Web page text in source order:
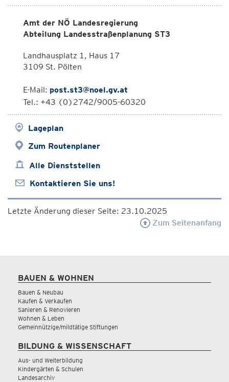
Amt der NÖ Landesregierung
Abteilung Landesstraßenplanung ST3
Landhausplatz 1, Haus 17
3109 St. Pölten
E-Mail: post.st3@noel.gv.at
Tel.: +43 (0)2742/9005-60320
Lageplan
Zum Routenplaner
Alle Dienststellen
Kontaktieren Sie uns!
Letzte Änderung dieser Seite: 23.10.2025
Zum Seitenanfang
BAUEN & WOHNEN
Bauen & Neubau
Kaufen & Verkaufen
Sanieren & Renovieren
Wohnen & Leben
Gemeinnützige/mildtätige Stiftungen
BILDUNG & WISSENSCHAFT
Aus- und Weiterbildung
Kindergärten & Schulen
Landesarchiv